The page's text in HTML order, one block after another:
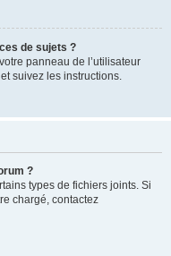
de sujets ?
panneau de l’utilisateur
suivez les instructions.
?
types de fichiers joints. Si
chargé, contactez